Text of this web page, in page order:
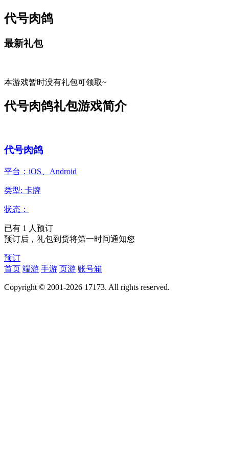
代号肉鸽
最新礼包
本游戏暂时没有礼包可领取~
代号肉鸽礼包游戏简介
代号肉鸽
平台：iOS、Android
类型: 卡牌
状态：
已有 1 人预订
预订后，礼包到货将第一时间通知您
预订
首页 端游 手游 页游 账号箱
Copyright © 2001-2026 17173. All rights reserved.